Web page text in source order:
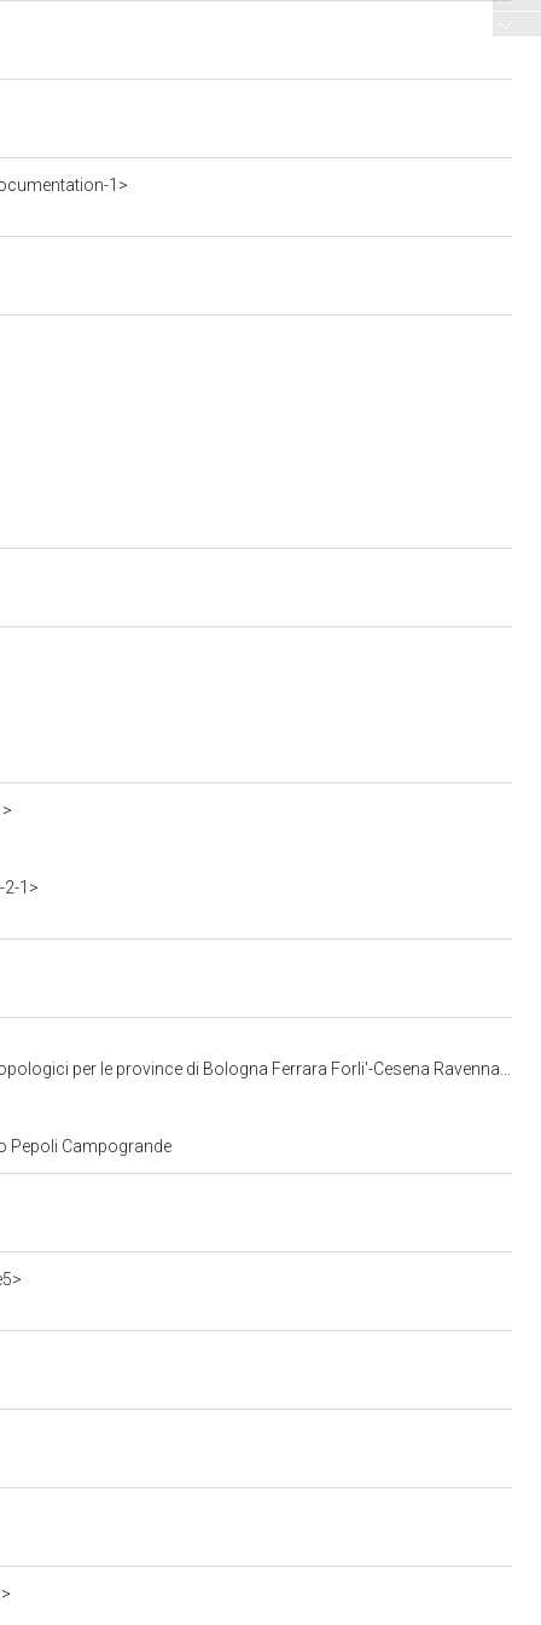
1>
1>
per le province di Bologna Ferrara Forli'-Cesena Ravenna e Rimini
Pepoli Campogrande